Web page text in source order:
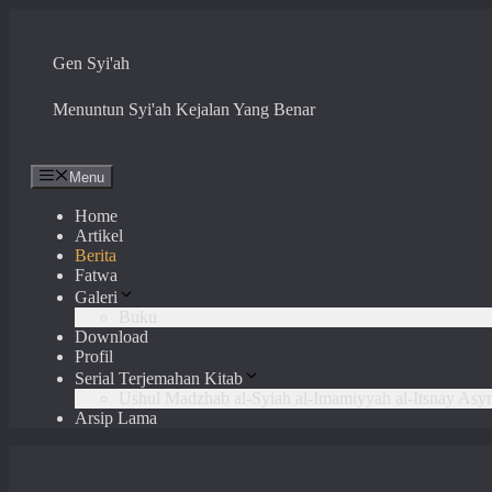
contentGen Syi'ah
Menuntun Syi'ah Kejalan Yang Benar
Menu
Home
Artikel
Berita
Fatwa
Galeri
Download
Profil
Serial Terjemahan Kitab
Arsip Lama